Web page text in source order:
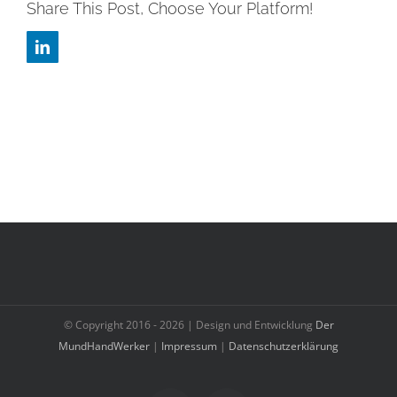
Share This Post, Choose Your Platform!
LinkedIn
© Copyright 2016 -2026 | Design und Entwicklung Der
MundHandWerker | Impressum | Datenschutzerklärung